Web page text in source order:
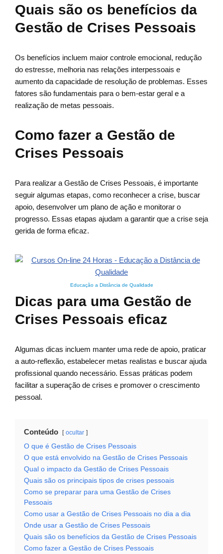
Quais são os benefícios da
Gestão de Crises Pessoais
Os benefícios incluem maior controle emocional, redução
do estresse, melhoria nas relações interpessoais e
aumento da capacidade de resolução de problemas. Esses
fatores são fundamentais para o bem-estar geral e a
realização de metas pessoais.
Como fazer a Gestão de
Crises Pessoais
Para realizar a Gestão de Crises Pessoais, é importante
seguir algumas etapas, como reconhecer a crise, buscar
apoio, desenvolver um plano de ação e monitorar o
progresso. Essas etapas ajudam a garantir que a crise seja
gerida de forma eficaz.
Educação a Distância de Qualidade
Dicas para uma Gestão de
Crises Pessoais eficaz
Algumas dicas incluem manter uma rede de apoio, praticar
a auto-reflexão, estabelecer metas realistas e buscar ajuda
profissional quando necessário. Essas práticas podem
facilitar a superação de crises e promover o crescimento
pessoal.
Conteúdo ocultar
O que é Gestão de Crises Pessoais
O que está envolvido na Gestão de Crises Pessoais
Qual o impacto da Gestão de Crises Pessoais
Quais são os principais tipos de crises pessoais
Como se preparar para uma Gestão de Crises
Pessoais
Como usar a Gestão de Crises Pessoais no dia a dia
Onde usar a Gestão de Crises Pessoais
Quais são os benefícios da Gestão de Crises Pessoais
Como fazer a Gestão de Crises Pessoais